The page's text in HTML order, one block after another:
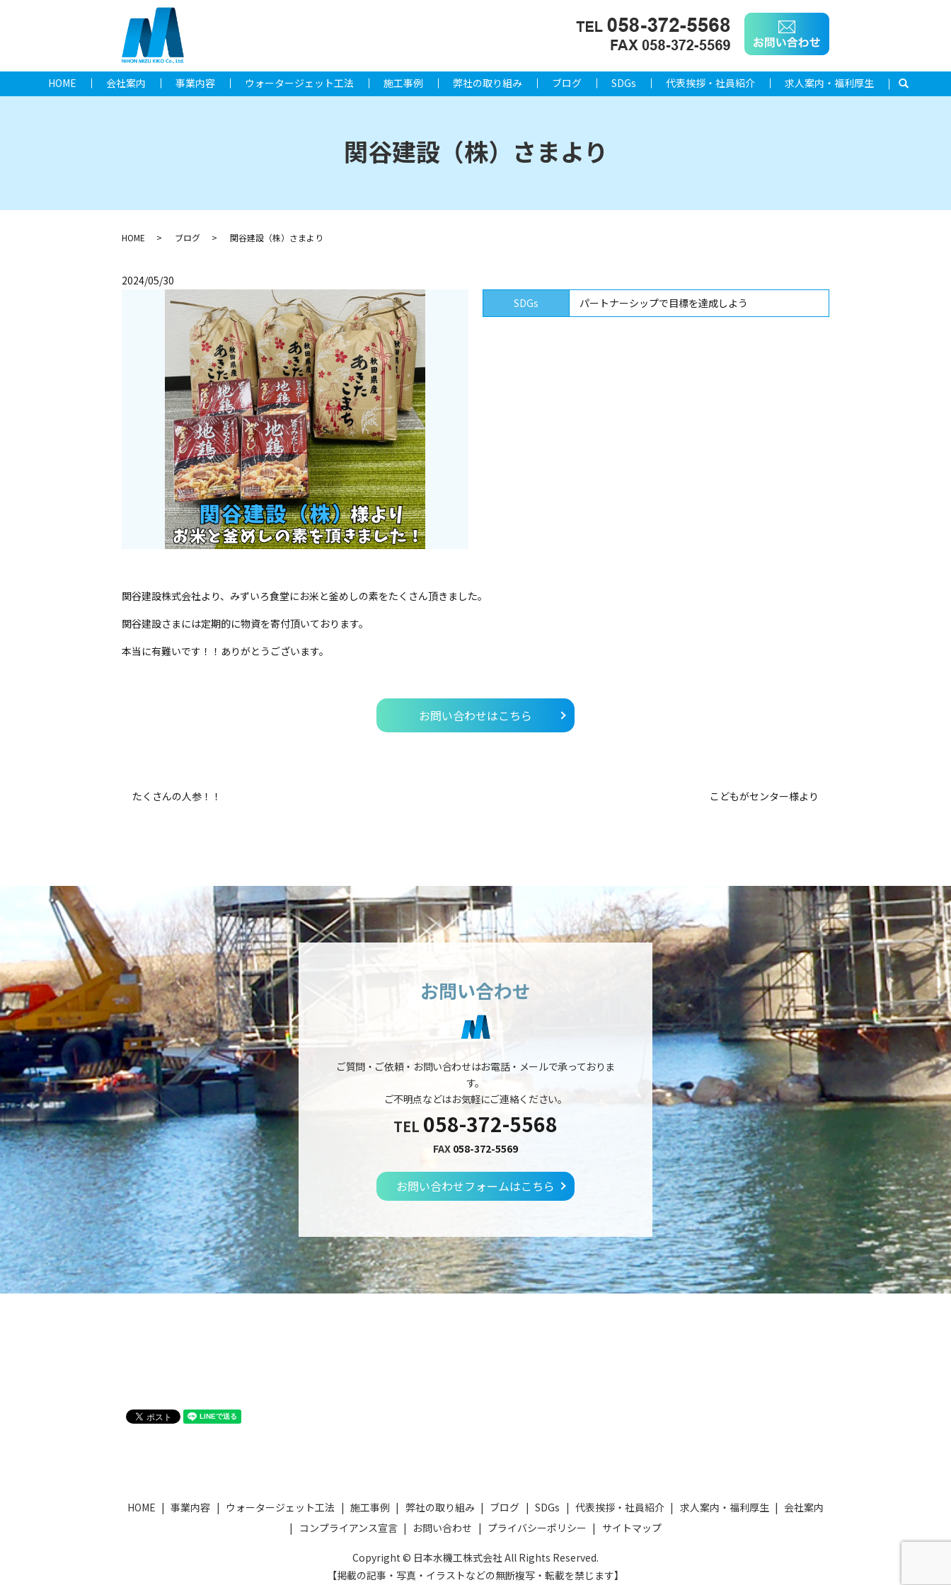
HOME 会社案内 事業内容 ウォータージェット工法 施工事例 弊社の取り組み ブログ SDGs 代表挨拶・社員紹介 求人案内・福利厚生 search
関谷建設（株）さまより
HOME ブログ 関谷建設（株）さまより
2024/05/30
SDGs
パートナーシップで目標を達成しよう
関谷建設株式会社より、みずいろ食堂にお米と釜めしの素をたくさん頂きました。
関谷建設さまには定期的に物資を寄付頂いております。
本当に有難いです！！ありがとうございます。
お問い合わせはこちら
たくさんの人参！！ こどもがセンター様より
お問い合わせ
ご質問・ご依頼・お問い合わせはお電話・メールで承っておりま
す。
ご不明点などはお気軽にご連絡ください。
TEL 058-372-5568
FAX 058-372-5569
お問い合わせフォームはこちら
HOME 事業内容 ウォータージェット工法 施工事例 弊社の取り組み ブログ SDGs 代表挨拶・社員紹介 求人案内・福利厚生
会社案内
コンプライアンス宣言
お問い合わせ プライバシーポリシー サイトマップ
Copyright © 日本水機工株式会社 All Rights Reserved.
【掲載の記事・写真・イラストなどの無断複写・転載を禁じます】